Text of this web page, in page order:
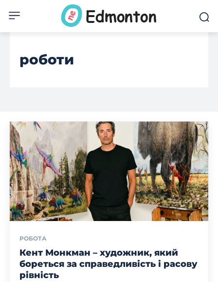
роботи
РОБОТА
Кент Монкман – художник, який
бореться за справедливість і расову
рівність